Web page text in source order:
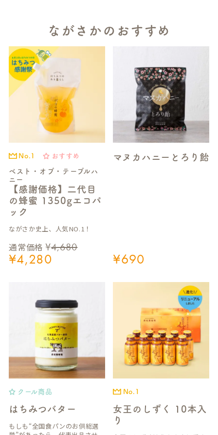
S
E
A
R
C
H
ながさかのおすすめ
ベスト・オブ・テーブルハ
ニー
【感謝価格】二代目
の蜂蜜 1350gエコパ
ック
No.1 おすすめ
通常価格 ¥4,680
¥4,280
ながさか史上、人気NO.1！
マヌカハニーとろり飴
¥690
はちみつバター
クール商品
もしも“全国食パンのお供総選
女王のしずく 10本入
り
No.1